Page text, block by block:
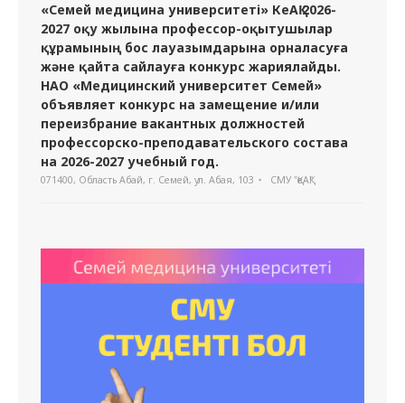
«Семей медицина университеті» КеАҚ 2026-
2027 оқу жылына профессор-оқытушылар
құрамының бос лауазымдарына орналасуға
және қайта сайлауға конкурс жариялайды.
НАО «Медицинский университет Семей»
объявляет конкурс на замещение и/или
переизбрание вакантных должностей
профессорско-преподавательского состава
на 2026-2027 учебный год.
071400, Область Абай, г. Семей, ул. Абая, 103 СМУ "ҚеАҚ"